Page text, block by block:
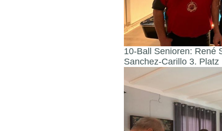
10-Ball Senioren: René
Sanchez-Carillo 3. Platz